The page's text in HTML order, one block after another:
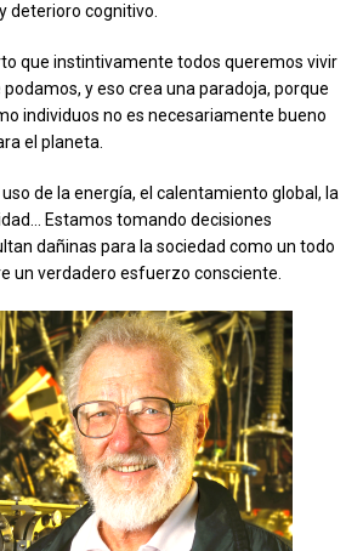
deterioro cognitivo.
que instintivamente todos queremos vivir
y eso crea una paradoja, porque
individuos no es necesariamente bueno
el planeta.
de la energía, el calentamiento global, la
Estamos tomando decisiones
dañinas para la sociedad como un todo
un verdadero esfuerzo consciente.